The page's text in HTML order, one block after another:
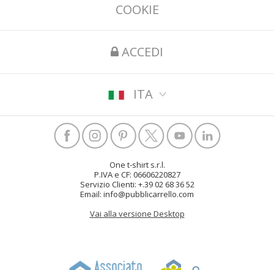
COOKIE
ACCEDI
ITA
One t-shirt s.r.l.
P.IVA e CF: 06606220827
Servizio Clienti: +.39 02 68 36 52
Email: info@pubblicarrello.com
Vai alla versione Desktop